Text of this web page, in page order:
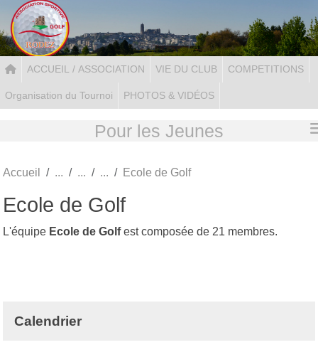
ACCUEIL / ASSOCIATION VIE DU CLUB COMPETITIONS
Organisation du Tournoi PHOTOS & VIDÉOS
Pour les Jeunes
Accueil Ecole de Golf
Ecole de Golf
L'équipe Ecole de Golfest composée de 21 membres.
Calendrier
Panneau de gestion des cookies